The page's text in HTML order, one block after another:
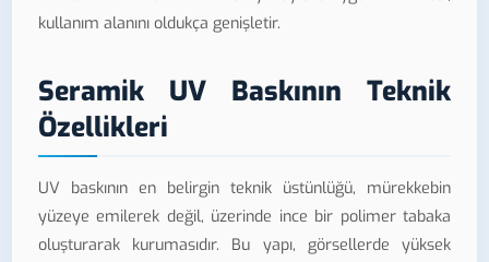
kullanım alanını oldukça genişletir.
Seramik UV Baskının Teknik
Özellikleri
UV baskının en belirgin teknik üstünlüğü, mürekkebin
yüzeye emilerek değil, üzerinde ince bir polimer tabaka
oluşturarak kurumasıdır. Bu yapı, görsellerde yüksek